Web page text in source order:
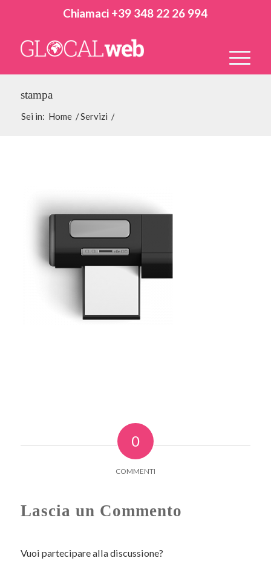
Chiamaci +39 348 22 26 994
stampa
Sei in: Home /Servizi /
0
COMMENTI
Lascia un Commento
Vuoi partecipare alla discussione?